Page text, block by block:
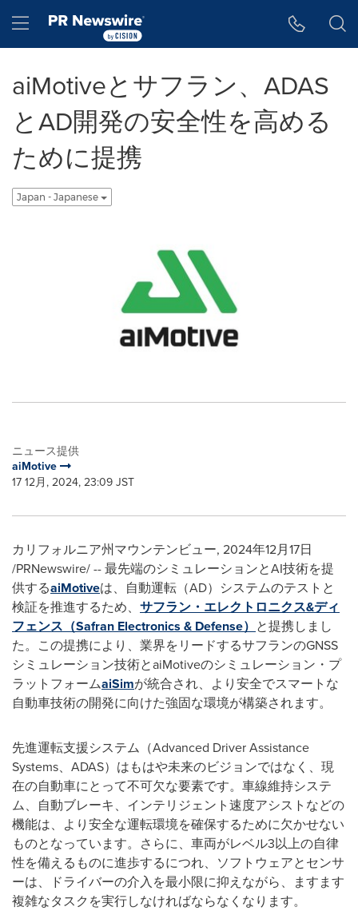
Hamburger menu
aiMotiveとサフラン、ADAS
とAD開発の安全性を高める
ために提携
Japan - Japanese
ニュース提供
aiMotive
17 12月, 2024, 23:09 JST
カリフォルニア州マウンテンビュー, 2024年12月17日
/PRNewswire/ -- 最先端のシミュレーションとAI技術を提
供するaiMotiveは、自動運転（AD）システムのテストと
検証を推進するため、 サフラン・エレクトロニクス&ディ
フェンス（Safran Electronics & Defense） と提携しまし
た。この提携により、業界をリードするサフランのGNSS
シミュレーション技術とaiMotiveのシミュレーション・プ
ラットフォームaiSimが統合され、より安全でスマートな
自動車技術の開発に向けた強固な環境が構築されます。
先進運転支援システム（Advanced Driver Assistance
Systems、ADAS）はもはや未来のビジョンではなく、現
在の自動車にとって不可欠な要素です。車線維持システ
ム、自動ブレーキ、インテリジェント速度アシストなどの
機能は、より安全な運転環境を確保するために欠かせない
ものとなっています。さらに、車両がレベル3以上の自律
性を備えるものに進歩するにつれ、ソフトウェアとセンサ
ーは、ドライバーの介入を最小限に抑えながら、ますます
複雑なタスクを実行しなければならなくなります。